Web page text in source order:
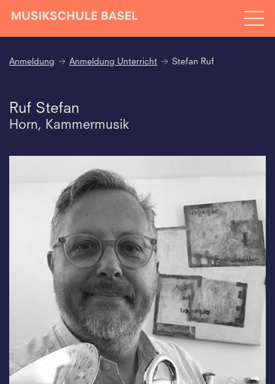
Anmeldung Anmeldung Unterricht Stefan Ruf
Ruf Stefan
Horn, Kammermusik